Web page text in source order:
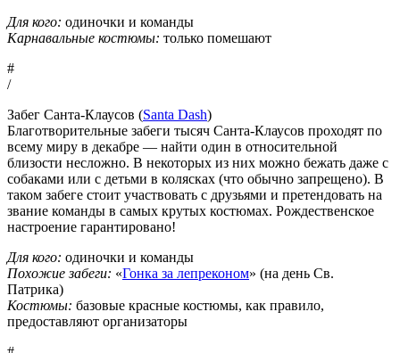
Для кого: одиночки и команды
Карнавальные костюмы: только помешают
#
/
Забег Санта-Клаусов (Santa Dash)
Благотворительные забеги тысяч Санта-Клаусов проходят по
всему миру в декабре — найти один в относительной
близости несложно. В некоторых из них можно бежать даже с
собаками или с детьми в колясках (что обычно запрещено). В
таком забеге стоит участвовать с друзьями и претендовать на
звание команды в самых крутых костюмах. Рождественское
настроение гарантировано!
Для кого: одиночки и команды
Похожие забеги: «Гонка за лепреконом» (на день Св.
Патрика)
Костюмы: базовые красные костюмы, как правило,
предоставляют организаторы